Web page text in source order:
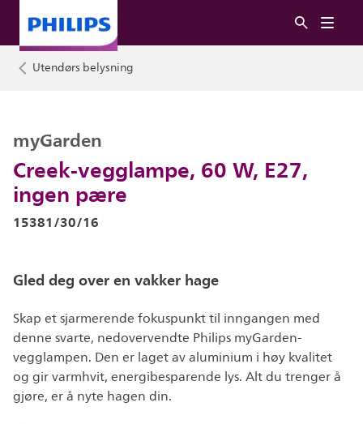
Utendørs belysning
Creek-vegglampe, 60 W, E27,
ingen pære
myGarden
15381/30/16
Gled deg over en vakker hage
Skap et sjarmerende fokuspunkt til inngangen med
denne svarte, nedovervendte Philips myGarden-
vegglampen. Den er laget av aluminium i høy kvalitet
og gir varmhvit, energibesparende lys. Alt du trenger å
gjøre, er å nyte hagen din.